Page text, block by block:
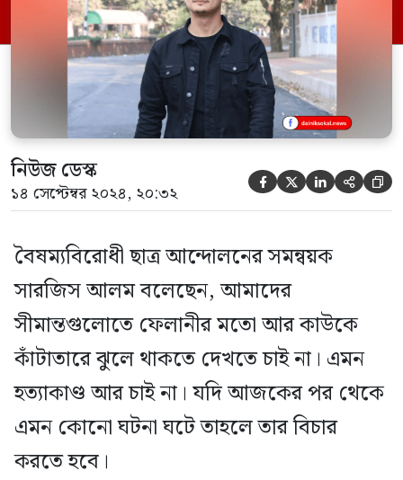
শহরের বড়মাঠে বৈষম্যবিরোধী ছাত্র আন্দোলন
ঠাকুরগাঁওয়ের মতবিনিময় সভায় এসব কথা বলেন
তিনি। সারজিস […]
নিউজ ডেস্ক
১৪ সেপ্টেম্বর ২০২৪, ২০:৩২     
বৈষম্যবিরোধী ছাত্র আন্দোলনের সমন্বয়ক
সারজিস আলম বলেছেন, আমাদের
সীমান্তগুলোতে ফেলানীর মতো আর কাউকে
কাঁটাতারে ঝুলে থাকতে দেখতে চাই না। এমন
হত্যাকাণ্ড আর চাই না। যদি আজকের পর থেকে
এমন কোনো ঘটনা ঘটে তাহলে তার বিচার
করতে হবে।